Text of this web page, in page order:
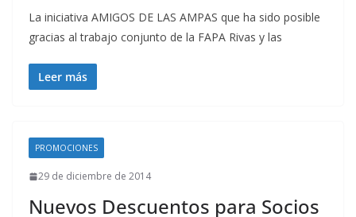
La iniciativa AMIGOS DE LAS AMPAS que ha sido posible
gracias al trabajo conjunto de la FAPA Rivas y las
Leer más
PROMOCIONES
29 de diciembre de 2014
Nuevos Descuentos para Socios